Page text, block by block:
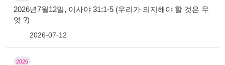
2026년7월12일, 이사야 31:1-5 (우리가 의지해야 할 것은 무
엇 ?)
2026-07-12
2026